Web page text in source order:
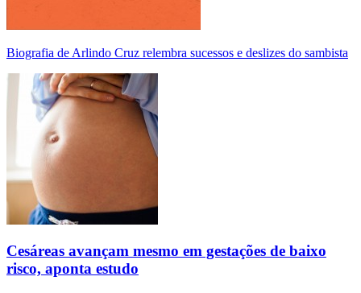
Biografia de Arlindo Cruz relembra sucessos e deslizes do sambista
Cesáreas avançam mesmo em gestações de baixo
risco, aponta estudo